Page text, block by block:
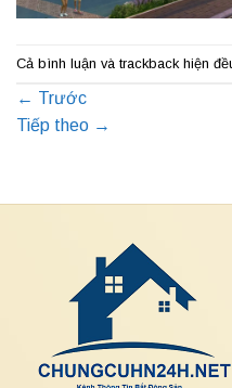
Cả bình luận và trackback hiện
← Trước
Tiếp theo →